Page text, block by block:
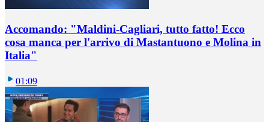
Accomando: "Maldini-Cagliari, tutto fatto! Ecco
cosa manca per l'arrivo di Mastantuono e Molina in
Italia"
01:09